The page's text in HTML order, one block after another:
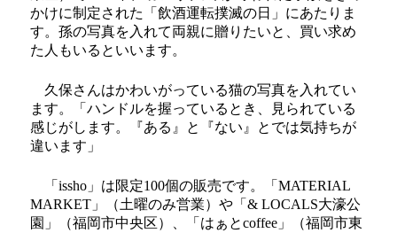
かけに制定された「飲酒運転撲滅の日」にあたりま
す。孫の写真を入れて両親に贈りたいと、買い求め
た人もいるといいます。
久保さんはかわいがっている猫の写真を入れてい
ます。「ハンドルを握っているとき、見られている
感じがします。『ある』と『ない』とでは気持ちが
違います」
「issho」は限定100個の販売です。「MATERIAL
MARKET」（土曜のみ営業）や「& LOCALS大濠公
園」（福岡市中央区）、「はぁとcoffee」（福岡市東